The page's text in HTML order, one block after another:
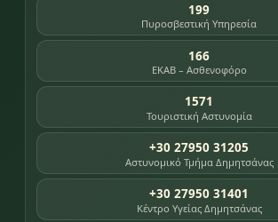
199
Πυροσβεστική Υπηρεσία
166
ΕΚΑΒ – Ασθενοφόρο
1571
Τουριστική Αστυνομία
+30 27950 31205
Αστυνομικό Τμήμα Δημητσάνας
+30 27950 31401
Κέντρο Υγείας Δημητσάνας